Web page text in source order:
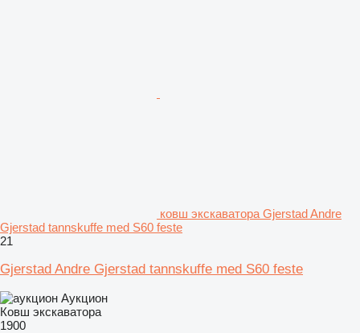
ковш экскаватора Gjerstad Andre
Gjerstad tannskuffe med S60 feste
21
Gjerstad Andre Gjerstad tannskuffe med S60 feste
Аукцион
Ковш экскаватора
1900